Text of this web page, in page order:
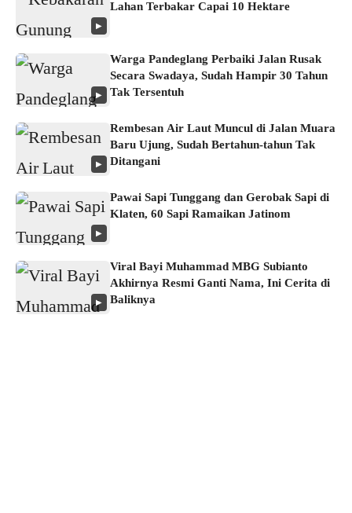
▶
Lahan Terbakar Capai 10 Hektare
▶
Warga Pandeglang Perbaiki Jalan Rusak
Secara Swadaya, Sudah Hampir 30 Tahun
Tak Tersentuh
▶
Rembesan Air Laut Muncul di Jalan Muara
Baru Ujung, Sudah Bertahun-tahun Tak
Ditangani
▶
Pawai Sapi Tunggang dan Gerobak Sapi di
Klaten, 60 Sapi Ramaikan Jatinom
▶
Viral Bayi Muhammad MBG Subianto
Akhirnya Resmi Ganti Nama, Ini Cerita di
Baliknya